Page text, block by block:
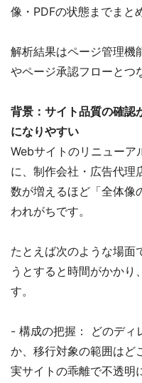
像・PDFの状態までまと
解析結果はページ管理機
やページ承認フローとつ
背景：サイト品質の確認
になりやすい
Webサイトのリニューア
に、制作会社・広告代理
数が増えるほど「全体像
われがちです。
たとえば次のような場面
うとすると時間がかかり
す。
- 構成の把握： どのディ
か、移行対象の範囲はど
実サイトの乖離で不透明